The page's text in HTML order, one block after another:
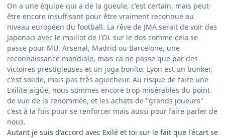
On a une équipe qui a de la gueule, c'est certain, mais peut-
être encore insuffisant pour être vraiment reconnue au
niveau européen du football. La rêve de JMA serait de voir des
Japonais avec le maillot de l'OL sur le dos comme cela se
passe pour MU, Arsenal, Madrid ou Barcelone, une
reconnaissance mondiale, mais ca ne passe que par des
victoires prestigieuses et un joga bonito. Lyon est un bunker,
c'est solide, mais pas très aguicheur. Au risque de faire une
Exilite aigüe, nous sommes encore trop misérables du point
de vue de la renommée, et les achats de "grands joueurs"
c'est à la fois pour se renforcer mais aussi pour faire parler de
nous.
Autant je suis d'accord avec Exilé et toi sur le fait que l'écart se